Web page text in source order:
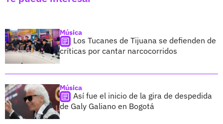
Música
Los Tucanes de Tijuana se defienden de
críticas por cantar narcocorridos
Música
Así fue el inicio de la gira de despedida
de Galy Galiano en Bogotá